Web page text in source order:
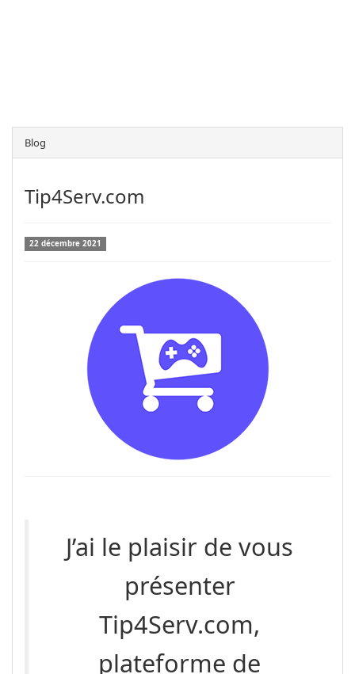
Blog
Tip4Serv.com
22 décembre 2021
J’ai le plaisir de vous
présenter
Tip4Serv.com,
plateforme de